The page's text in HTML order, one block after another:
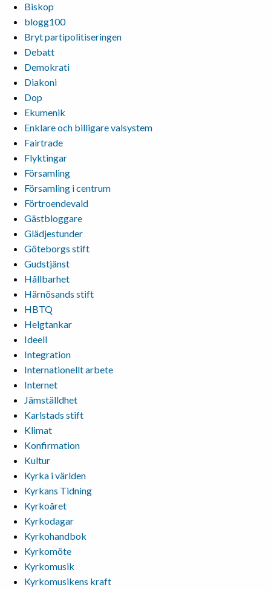
Biskop
blogg100
Bryt partipolitiseringen
Debatt
Demokrati
Diakoni
Dop
Ekumenik
Enklare och billigare valsystem
Fairtrade
Flyktingar
Församling
Församling i centrum
Förtroendevald
Gästbloggare
Glädjestunder
Göteborgs stift
Gudstjänst
Hållbarhet
Härnösands stift
HBTQ
Helgtankar
Ideell
Integration
Internationellt arbete
Internet
Jämställdhet
Karlstads stift
Klimat
Konfirmation
Kultur
Kyrka i världen
Kyrkans Tidning
Kyrkoåret
Kyrkodagar
Kyrkohandbok
Kyrkomöte
Kyrkomusik
Kyrkomusikens kraft